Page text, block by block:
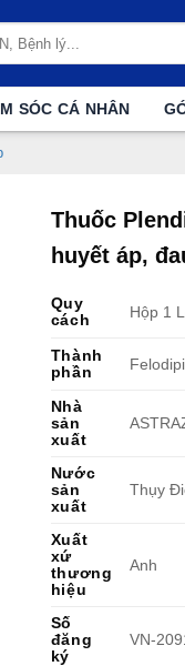
SÓC CÁ NHÂN
Thuốc
huyết áp,
Quy
cách
Hộp 1
Thành
phần
Nhà
sản
xuất
Nước
sản
xuất
Thụy
Xuất
xứ
thương
hiệu
Anh
Số
đăng
ký
VN-